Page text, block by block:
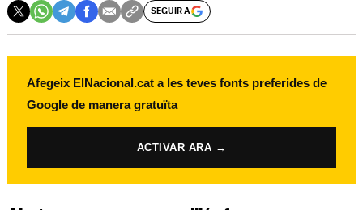
SEGUIR A
Afegeix ElNacional.cat a les teves fonts preferides de
Google de manera gratuïta
ACTIVAR ARA →